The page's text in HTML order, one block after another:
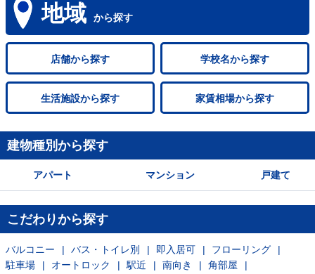
地域 から探す
店舗から探す 学校名から探す
生活施設から探す 家賃相場から探す
建物種別から探す
アパート マンション 戸建て
こだわりから探す
バルコニー バス・トイレ別 即入居可
フローリング
駐車場
オートロック 駅近 南向き
角部屋